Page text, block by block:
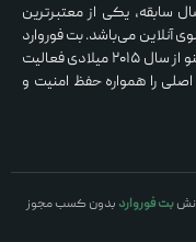
بین‌المللی بت فوروارد با بیش از ۱۰ سال سابقه، یکی از معتبرترین
آنلاین می‌باشد. بت فوروارد
با سیاست ایجاد توسعه و نوآوری در صنعت کازینو از سال ۲۰۱۵ میلادی فعالیت
را همواره حفظ امنیت و
بت فوروارد بدون کسب مجوز